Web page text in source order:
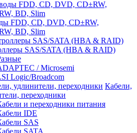
FDD, CD, DVD, CD±RW,
BD, Slim
SAS/SATA (HBA & RAID)
/ Microsemi
Logic/Broadcom
Кабели,
переходники
и переходники питания
IDE
SAS
SATA